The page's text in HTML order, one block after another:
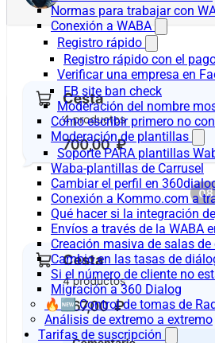
Normas para trabajar con
Conexión a WABA
Registro rápido
Registro rápido con el
Verificar una empresa en
FB site ban check
Moderación del nombre
Cómo escribir primero no
Moderación de plantillas
Soporte PARA plantillas
Waba-plantillas de Carrusel
Cambiar el perfil en
Conexión a Kommo.com a
Qué hacer si la integración
Envíos a través de la WABA
Creación masiva de salas de
Cambio en las tasas de
Si el número de cliente no
Migración a 360 Dialog
🔥🆕 Control de tomas de
Análisis de extremo a extremo
Tarifas de suscripción